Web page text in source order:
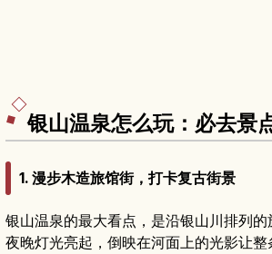
银山温泉怎么玩：必去景
1. 漫步木造旅馆街，打卡复古街景
银山温泉的最大看点，是沿银山川排列的
夜晚灯光亮起，倒映在河面上的光影让整